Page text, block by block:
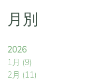
月別
2026
1月 (9)
2月 (11)